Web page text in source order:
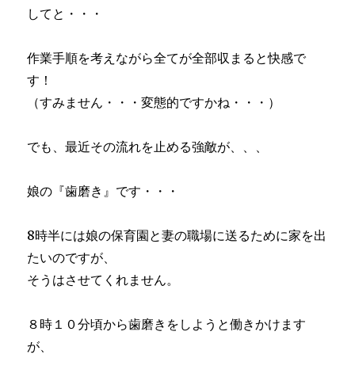
してと・・・
作業手順を考えながら全てが全部収まると快感で
す！
（すみません・・・変態的ですかね・・・）
でも、最近その流れを止める強敵が、、、
娘の『歯磨き』です・・・
8時半には娘の保育園と妻の職場に送るために家を出
たいのですが、
そうはさせてくれません。
８時１０分頃から歯磨きをしようと働きかけます
が、